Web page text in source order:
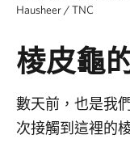
Hausheer / TNC
棱皮龜
數天前，也是我
次接觸到這裡的